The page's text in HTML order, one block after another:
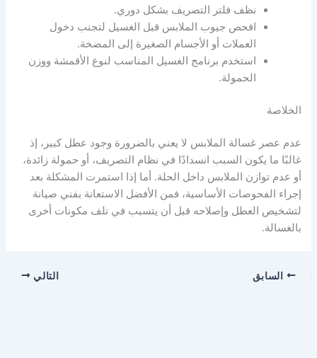
نظف فلتر التصريف بشكل دوري.
افحص جيوب الملابس قبل الغسيل لتجنب دخول
العملات أو الأجسام الصغيرة إلى المضخة.
استخدم برنامج الغسيل المناسب لنوع الأقمشة ووزن
الحمولة.
الخلاصة
عدم عصر غسالة الملابس لا يعني بالضرورة وجود عطل كبير، إذ
غالبًا ما يكون السبب انسدادًا في نظام التصريف، أو حمولة زائدة،
أو عدم توازن الملابس داخل الحلة. أما إذا استمرت المشكلة بعد
إجراء الفحوصات الأساسية، فمن الأفضل الاستعانة بفني صيانة
لتشخيص العطل وإصلاحه قبل أن يتسبب في تلف مكونات أخرى
بالغسالة.
السابق التالي